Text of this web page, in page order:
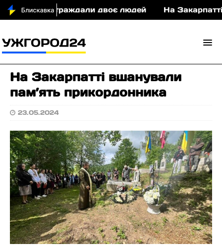
постраждали двоє людей На Закарпатті
На Закарпатті вшанували
пам’ять прикордонника
23.05.2024